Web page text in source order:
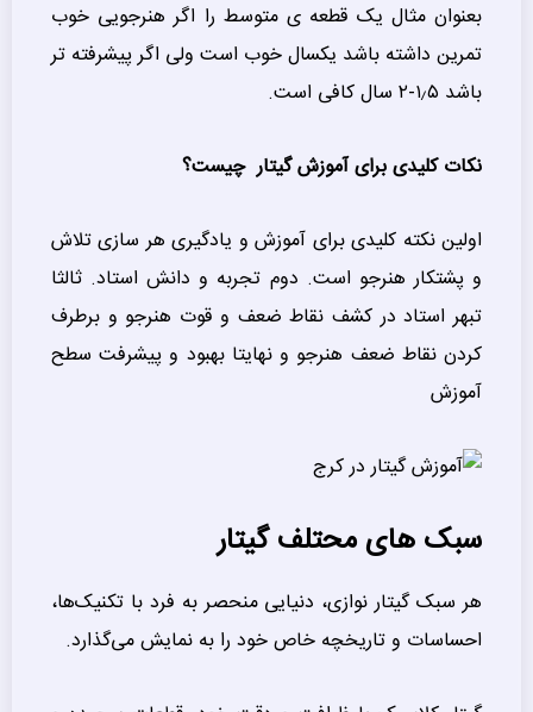
بعنوان مثال یک قطعه ی متوسط را اگر هنرجویی خوب
تمرین داشته باشد یکسال خوب است ولی اگر پیشرفته تر
باشد ۱٫۵-۲ سال کافی است.
نکات کلیدی برای آموزش گیتار چیست؟
اولین نکته کلیدی برای آموزش و یادگیری هر سازی تلاش
و پشتکار هنرجو است. دوم تجربه و دانش استاد. ثالثا
تبهر استاد در کشف نقاط ضعف و قوت هنرجو و برطرف
کردن نقاط ضعف هنرجو و نهایتا بهبود و پیشرفت سطح
آموزش
سبک های محتلف گیتار
هر سبک گیتار نوازی، دنیایی منحصر به فرد با تکنیک‌ها،
احساسات و تاریخچه خاص خود را به نمایش می‌گذارد.